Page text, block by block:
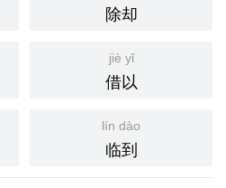
除却
jiè yǐ
借以
lín dào
临到